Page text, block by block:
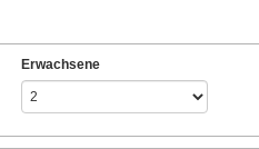
Erwachsene